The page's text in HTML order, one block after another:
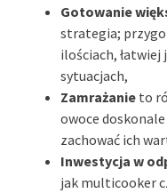
Gotowanie
strategia;
ilościach, łatwiej
sytuacjach,
Zamrażanie to
owoce
zachować ich
Inwestycja w
jak multicooker